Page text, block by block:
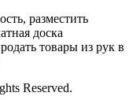
разместить
доска
товары из рук в
Reserved.